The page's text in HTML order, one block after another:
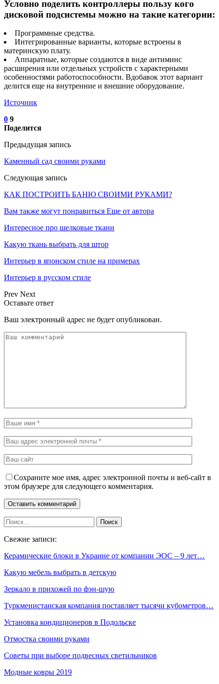
Условно поделить контроллеры пользу кого
дисковой подсистемы можно на такие категории:
Программные средства.
Интегрированные варианты, которые встроены в
материнскую плату.
Аппаратные, которые создаются в виде антиминс
расширения или отдельных устройств с характерными
особенностями работоспособности. Вдобавок этот вариант
делится еще на внутренние и внешние оборудование.
Источник
0 9
Поделится
Предыдущая запись
Каменный сад своими руками
Следующая запись
КАК ПОСТРОИТЬ БАНЮ СВОИМИ РУКАМИ?
Вам также могут понравиться Еще от автора
Интересное про шелковые ткани
Какую ткань выбрать для штор
Интерьер в японском стиле на примерах
Интерьер в русском стиле
Prev Next
Оставьте ответ
Ваш электронный адрес не будет опубликован.
Сохраните мое имя, адрес электронной почты и веб-сайт в
этом браузере для следующего комментария.
Свежие записи:
Керамические блоки в Украине от компании ЭОС – 9 лет…
Какую мебель выбрать в детскую
Зеркало в прихожей по фэн-шую
Туркменистанская компания поставляет тысячи кубометров…
Установка кондиционеров в Подольске
Отмостка своими руками
Советы при выборе подвесных светильников
Модные ковры 2019